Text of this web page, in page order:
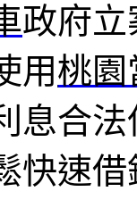
政府
用桃園
息合
快速